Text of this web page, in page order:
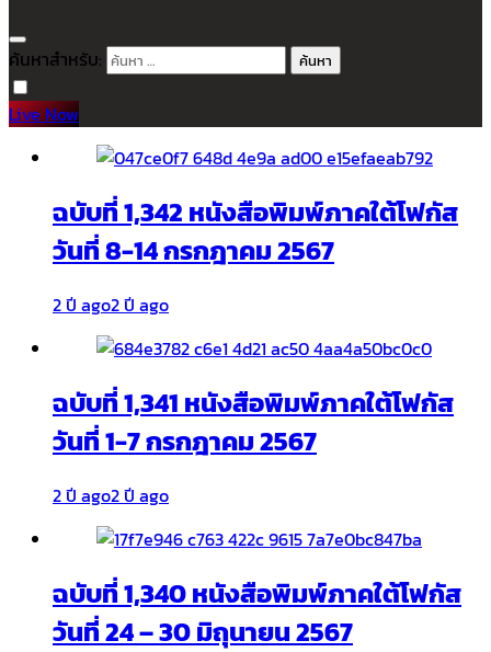
ค้นหาสำหรับ:
Live Now
ฉบับที่ 1,342 หนังสือพิมพ์ภาคใต้โฟกัส
วันที่ 8-14 กรกฎาคม 2567
2 ปี ago2 ปี ago
ฉบับที่ 1,341 หนังสือพิมพ์ภาคใต้โฟกัส
วันที่ 1-7 กรกฎาคม 2567
2 ปี ago2 ปี ago
ฉบับที่ 1,340 หนังสือพิมพ์ภาคใต้โฟกัส
วันที่ 24 – 30 มิถุนายน 2567